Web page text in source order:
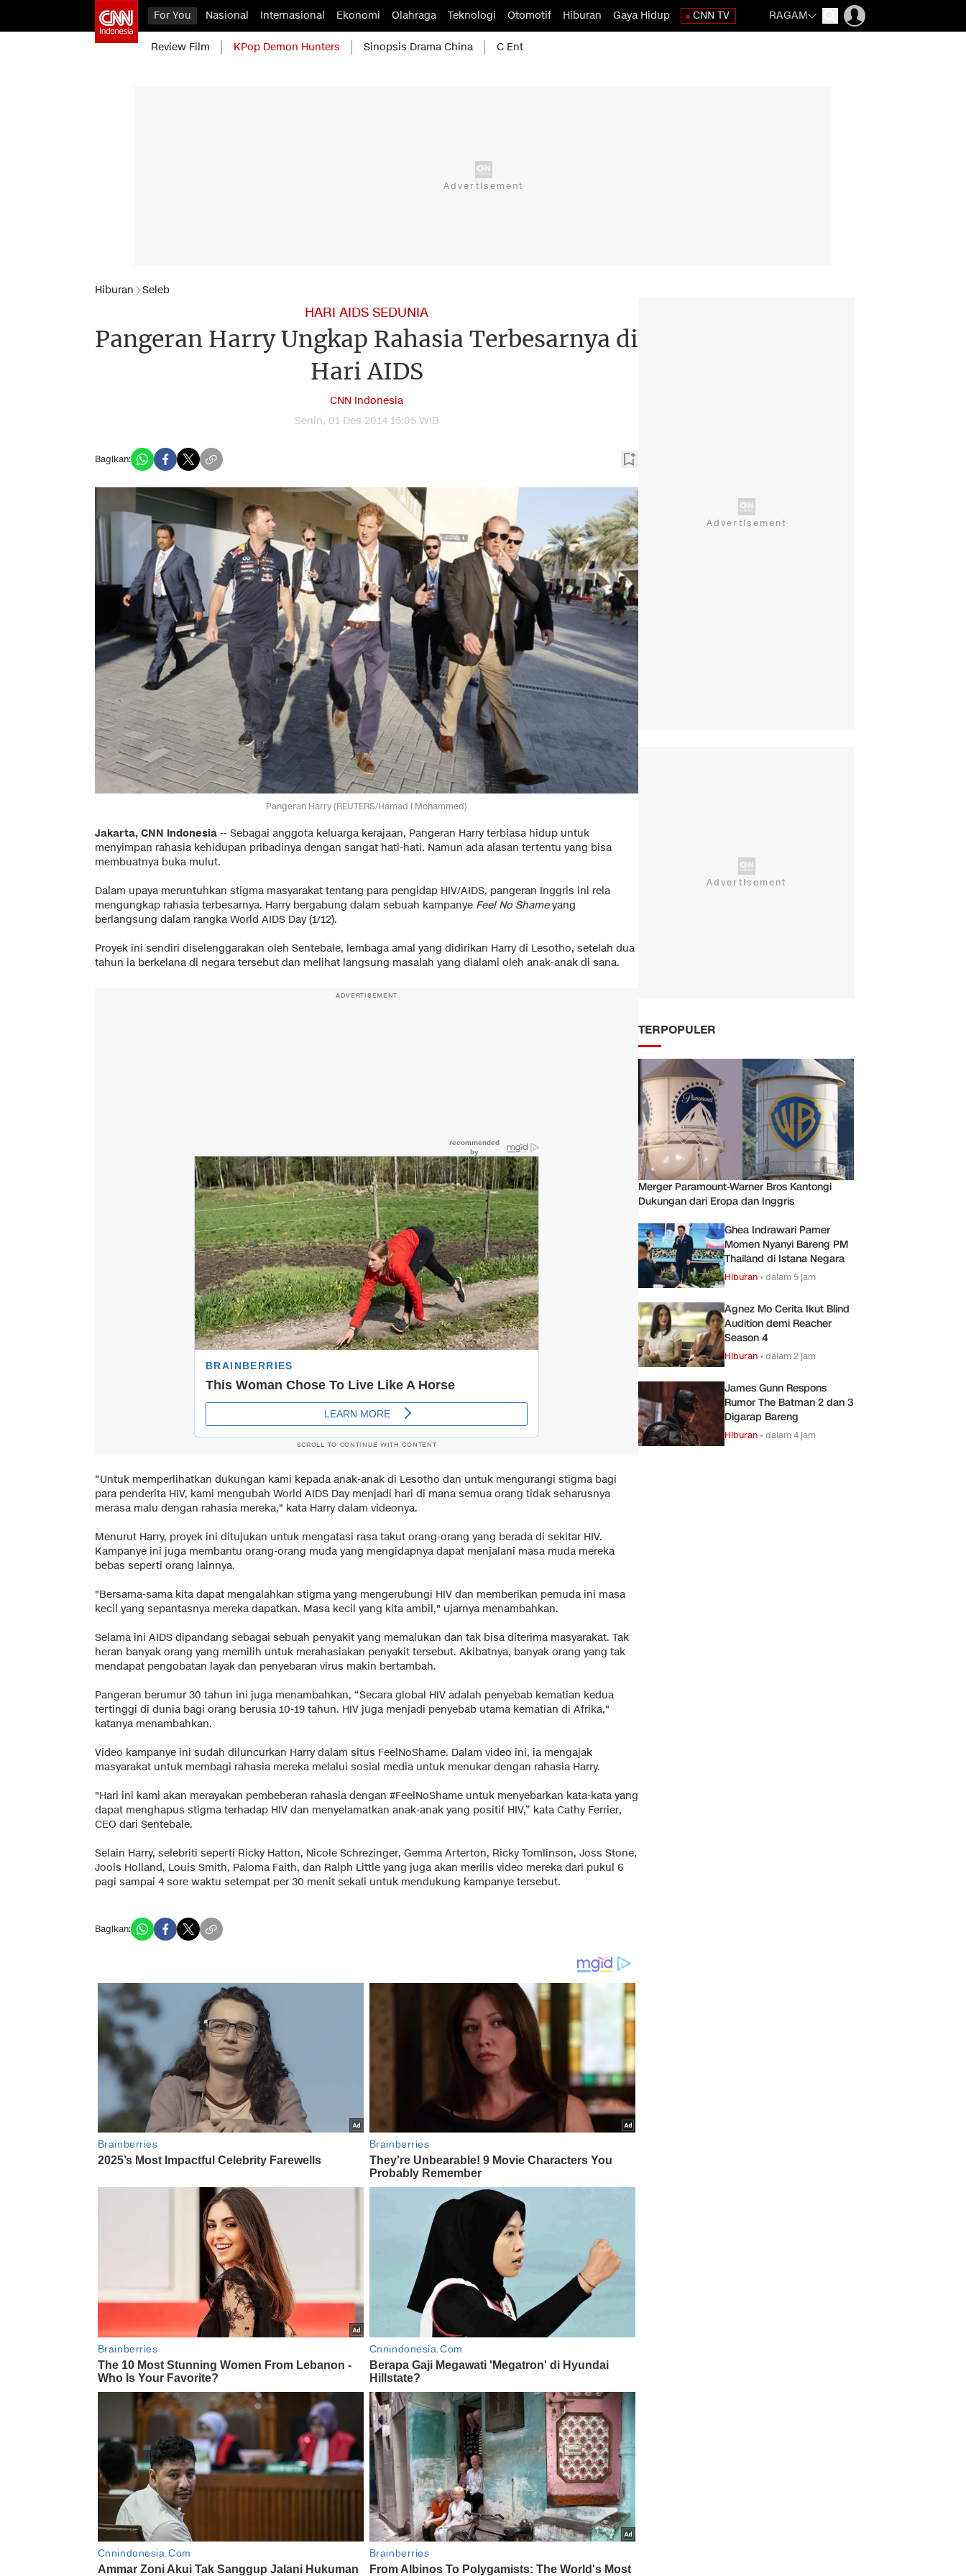
For You Nasional Internasional Ekonomi Olahraga Teknologi Otomotif Hiburan Gaya Hidup CNN TV RAGAM
Review Film KPop Demon Hunters Sinopsis Drama China C Ent
Hiburan Seleb
HARI AIDS SEDUNIA
Pangeran Harry Ungkap Rahasia Terbesarnya di
Hari AIDS
CNN Indonesia
Senin, 01 Des 2014 15:05 WIB
Bagikan:
Pangeran Harry (REUTERS/Hamad I Mohammed)
Jakarta, CNN Indonesia -- Sebagai anggota keluarga kerajaan, Pangeran Harry terbiasa hidup untuk
menyimpan rahasia kehidupan pribadinya dengan sangat hati-hati. Namun ada alasan tertentu yang bisa
membuatnya buka mulut.
Dalam upaya meruntuhkan stigma masyarakat tentang para pengidap HIV/AIDS, pangeran Inggris ini rela
mengungkap rahasia terbesarnya. Harry bergabung dalam sebuah kampanye Feel No Shameyang
berlangsung dalam rangka World AIDS Day (1/12).
Proyek ini sendiri diselenggarakan oleh Sentebale, lembaga amal yang didirikan Harry di Lesotho, setelah dua
tahun ia berkelana di negara tersebut dan melihat langsung masalah yang dialami oleh anak-anak di sana.
ADVERTISEMENT
SCROLL TO CONTINUE WITH CONTENT
“Untuk memperlihatkan dukungan kami kepada anak-anak di Lesotho dan untuk mengurangi stigma bagi
para penderita HIV, kami mengubah World AIDS Day menjadi hari di mana semua orang tidak seharusnya
merasa malu dengan rahasia mereka," kata Harry dalam videonya.
Menurut Harry, proyek ini ditujukan untuk mengatasi rasa takut orang-orang yang berada di sekitar HIV.
Kampanye ini juga membantu orang-orang muda yang mengidapnya dapat menjalani masa muda mereka
bebas seperti orang lainnya.
"Bersama-sama kita dapat mengalahkan stigma yang mengerubungi HIV dan memberikan pemuda ini masa
kecil yang sepantasnya mereka dapatkan. Masa kecil yang kita ambil," ujarnya menambahkan.
Selama ini AIDS dipandang sebagai sebuah penyakit yang memalukan dan tak bisa diterima masyarakat. Tak
heran banyak orang yang memilih untuk merahasiakan penyakit tersebut. Akibatnya, banyak orang yang tak
mendapat pengobatan layak dan penyebaran virus makin bertambah.
Pangeran berumur 30 tahun ini juga menambahkan, “Secara global HIV adalah penyebab kematian kedua
tertinggi di dunia bagi orang berusia 10-19 tahun. HIV juga menjadi penyebab utama kematian di Afrika,"
katanya menambahkan.
Video kampanye ini sudah diluncurkan Harry dalam situs FeelNoShame. Dalam video ini, ia mengajak
masyarakat untuk membagi rahasia mereka melalui sosial media untuk menukar dengan rahasia Harry.
"Hari ini kami akan merayakan pembeberan rahasia dengan #FeelNoShame untuk menyebarkan kata-kata yang
dapat menghapus stigma terhadap HIV dan menyelamatkan anak-anak yang positif HIV,” kata Cathy Ferrier,
CEO dari Sentebale.
Selain Harry, selebriti seperti Ricky Hatton, Nicole Schrezinger, Gemma Arterton, Ricky Tomlinson, Joss Stone,
Jools Holland, Louis Smith, Paloma Faith, dan Ralph Little yang juga akan merilis video mereka dari pukul 6
pagi sampai 4 sore waktu setempat per 30 menit sekali untuk mendukung kampanye tersebut.
Bagikan:
TERPOPULER
Merger Paramount-Warner Bros Kantongi
Dukungan dari Eropa dan Inggris
Ghea Indrawari Pamer
Momen Nyanyi Bareng PM
Thailand di Istana Negara
Hiburan •dalam 5 jam
Agnez Mo Cerita Ikut Blind
Audition demi Reacher
Season 4
Hiburan •dalam 2 jam
James Gunn Respons
Rumor The Batman 2 dan 3
Digarap Bareng
Hiburan •dalam 4 jam